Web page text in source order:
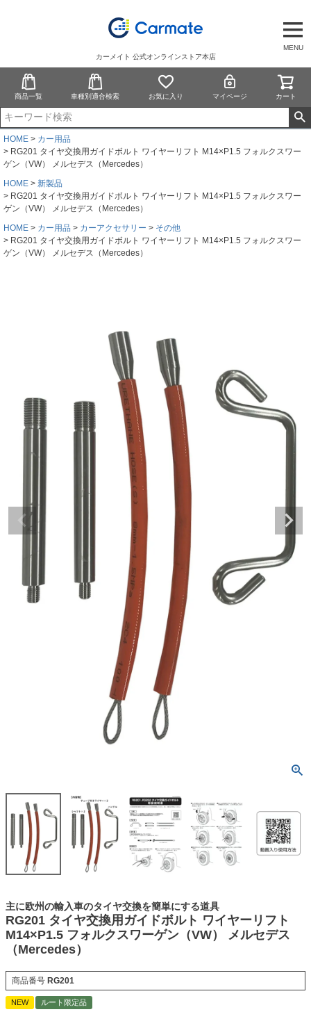
MENU
カーメイト 公式オンラインストア本店
商品一覧 車種別適合検索 お気に入り マイページ カート
HOME
カー用品
RG201 タイヤ交換用ガイドボルト ワイヤーリフト M14×P1.5 フォルクスワー
ゲン（VW） メルセデス（Mercedes）
HOME
新製品
RG201 タイヤ交換用ガイドボルト ワイヤーリフト M14×P1.5 フォルクスワー
ゲン（VW） メルセデス（Mercedes）
HOME
カー用品 カーアクセサリー
その他
RG201 タイヤ交換用ガイドボルト ワイヤーリフト M14×P1.5 フォルクスワー
ゲン（VW） メルセデス（Mercedes）
主に欧州の輸入車のタイヤ交換を簡単にする道具
RG201 タイヤ交換用ガイドボルト ワイヤーリフト
M14×P1.5 フォルクスワーゲン（VW） メルセデス
（Mercedes）
商品番号 RG201
NEW ルート限定品